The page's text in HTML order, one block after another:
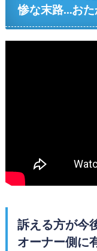
惨な末路…お
訴える方が今
オーナー側に